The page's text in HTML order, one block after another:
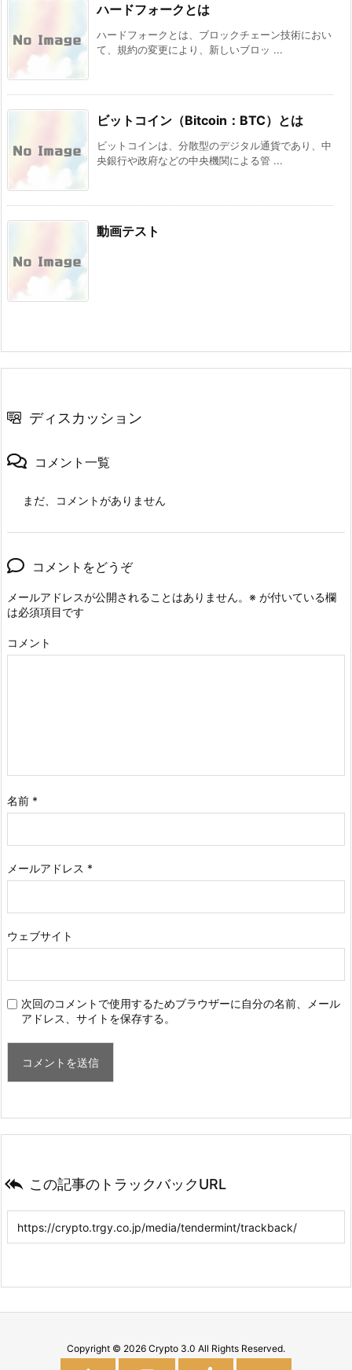
ハードフォークとは
ハードフォークとは、ブロックチェーン技術におい
て、規約の変更により、新しいブロッ ...
ビットコイン（Bitcoin：BTC）とは
ビットコインは、分散型のデジタル通貨であり、中
央銀行や政府などの中央機関による管 ...
動画テスト
ディスカッション
コメント一覧
まだ、コメントがありません
コメントをどうぞ
メールアドレスが公開されることはありません。 ※ が付いている欄
は必須項目です
コメント
名前 *
メールアドレス *
ウェブサイト
次回のコメントで使用するためブラウザーに自分の名前、メール
アドレス、サイトを保存する。
 この記事のトラックバックURL
Copyright © 2026 Crypto 3.0 All Rights Reserved.